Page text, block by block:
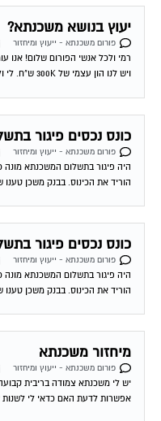
יעוץ בנושא משכנתא?
פורום משכנתא - ייעוץ ומיחזור
ויש לנו הון עצמי של 300K ש"ח. לי ולבת זוגתי יש...
כונס נכסים פיגור
פורום משכנתא - ייעוץ ומיחזור
היה פיגור בתשלום המשכנתא מונה
הוריד את הכינוס. בבנק משכן
כונס נכסים פיגור
פורום משכנתא - ייעוץ ומיחזור
היה פיגור בתשלום המשכנתא מונה
הוריד את הכינוס. בבנק משכן
מיחזור משכנתא
פורום משכנתא - ייעוץ ומיחזור
אפשרות לדעת האם כדאי לי לשנות